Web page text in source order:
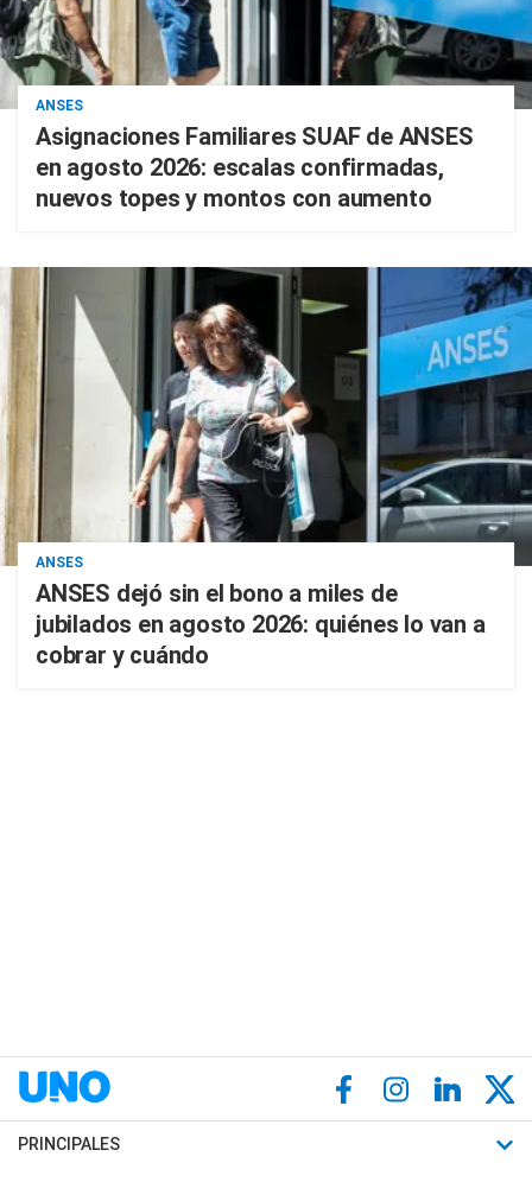
ANSES
Asignaciones Familiares SUAF de ANSES
en agosto 2026: escalas confirmadas,
nuevos topes y montos con aumento
ANSES
ANSES dejó sin el bono a miles de
jubilados en agosto 2026: quiénes lo van a
cobrar y cuándo
PRINCIPALES